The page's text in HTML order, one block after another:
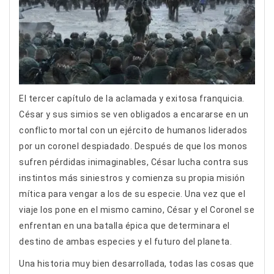
El tercer capítulo de la aclamada y exitosa franquicia.
César y sus simios se ven obligados a encararse en un
conflicto mortal con un ejército de humanos liderados
por un coronel despiadado. Después de que los monos
sufren pérdidas inimaginables, César lucha contra sus
instintos más siniestros y comienza su propia misión
mítica para vengar a los de su especie. Una vez que el
viaje los pone en el mismo camino, César y el Coronel se
enfrentan en una batalla épica que determinara el
destino de ambas especies y el futuro del planeta.
Una historia muy bien desarrollada, todas las cosas que